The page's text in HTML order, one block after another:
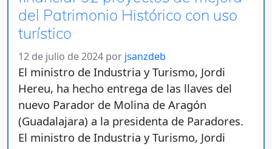
del Patrimonio Histórico con uso
turístico
12 de julio de 2024 por jsanzdeb
El ministro de Industria y Turismo, Jordi
Hereu, ha hecho entrega de las llaves del
nuevo Parador de Molina de Aragón
(Guadalajara) a la presidenta de Paradores.
El ministro de Industria y Turismo, Jordi